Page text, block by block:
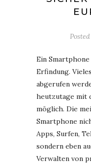
Ein
Erfindung.
abgerufen
heutzutage mit
möglich. Die
Smartphone
Apps, Surfen,
sondern eben
Verwalten von